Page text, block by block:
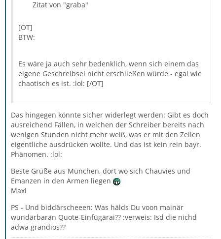
Zitat von "graba"
[OT]
BTW:
Es wäre ja auch sehr bedenklich, wenn sich einem das
eigene Geschreibsel nicht erschließen würde - egal wie
chaotisch es ist. :lol: [/OT]
Das hingegen könnte sicher widerlegt werden: Gibt es doch
ausreichend Fällen, in welchen der Schreiber bereits nach
wenigen Stunden nicht mehr weiß, was er mit den Zeilen
eigentliche ausdrücken wollte. Und das ist kein rein bayr.
Phänomen. :lol:
Beste Grüße aus München, dort wo sich Chauvies und
Emanzen in den Armen liegen
Maxi
PS - Und biddärscheeen: Was hälds Du voon mainär
wundärbarän Quote-Einfügärai?? :verweis: Isd die nichd
ädwa grandios??